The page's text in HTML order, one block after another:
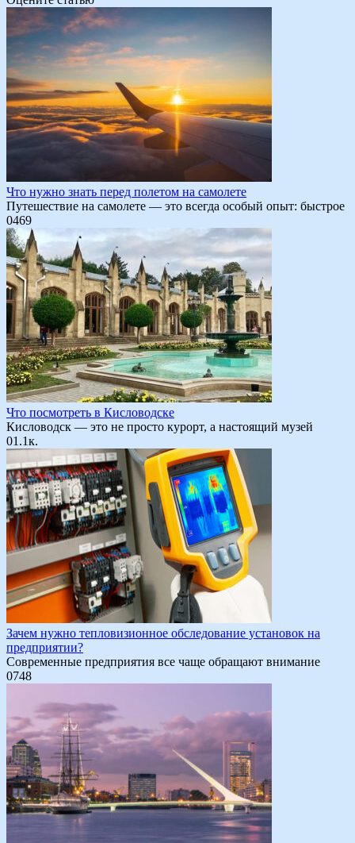
Что нужно знать перед полетом на самолете
Путешествие на самолете — это всегда особый опыт: быстрое
0469
Что посмотреть в Кисловодске
Кисловодск — это не просто курорт, а настоящий музей
01.1к.
Зачем нужно тепловизионное обследование установок на
предприятии?
Современные предприятия все чаще обращают внимание
0748